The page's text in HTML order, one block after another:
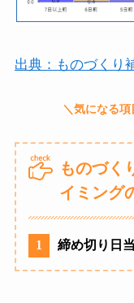
出典：ものづくり
ものづく
イミング
1 締め切り日